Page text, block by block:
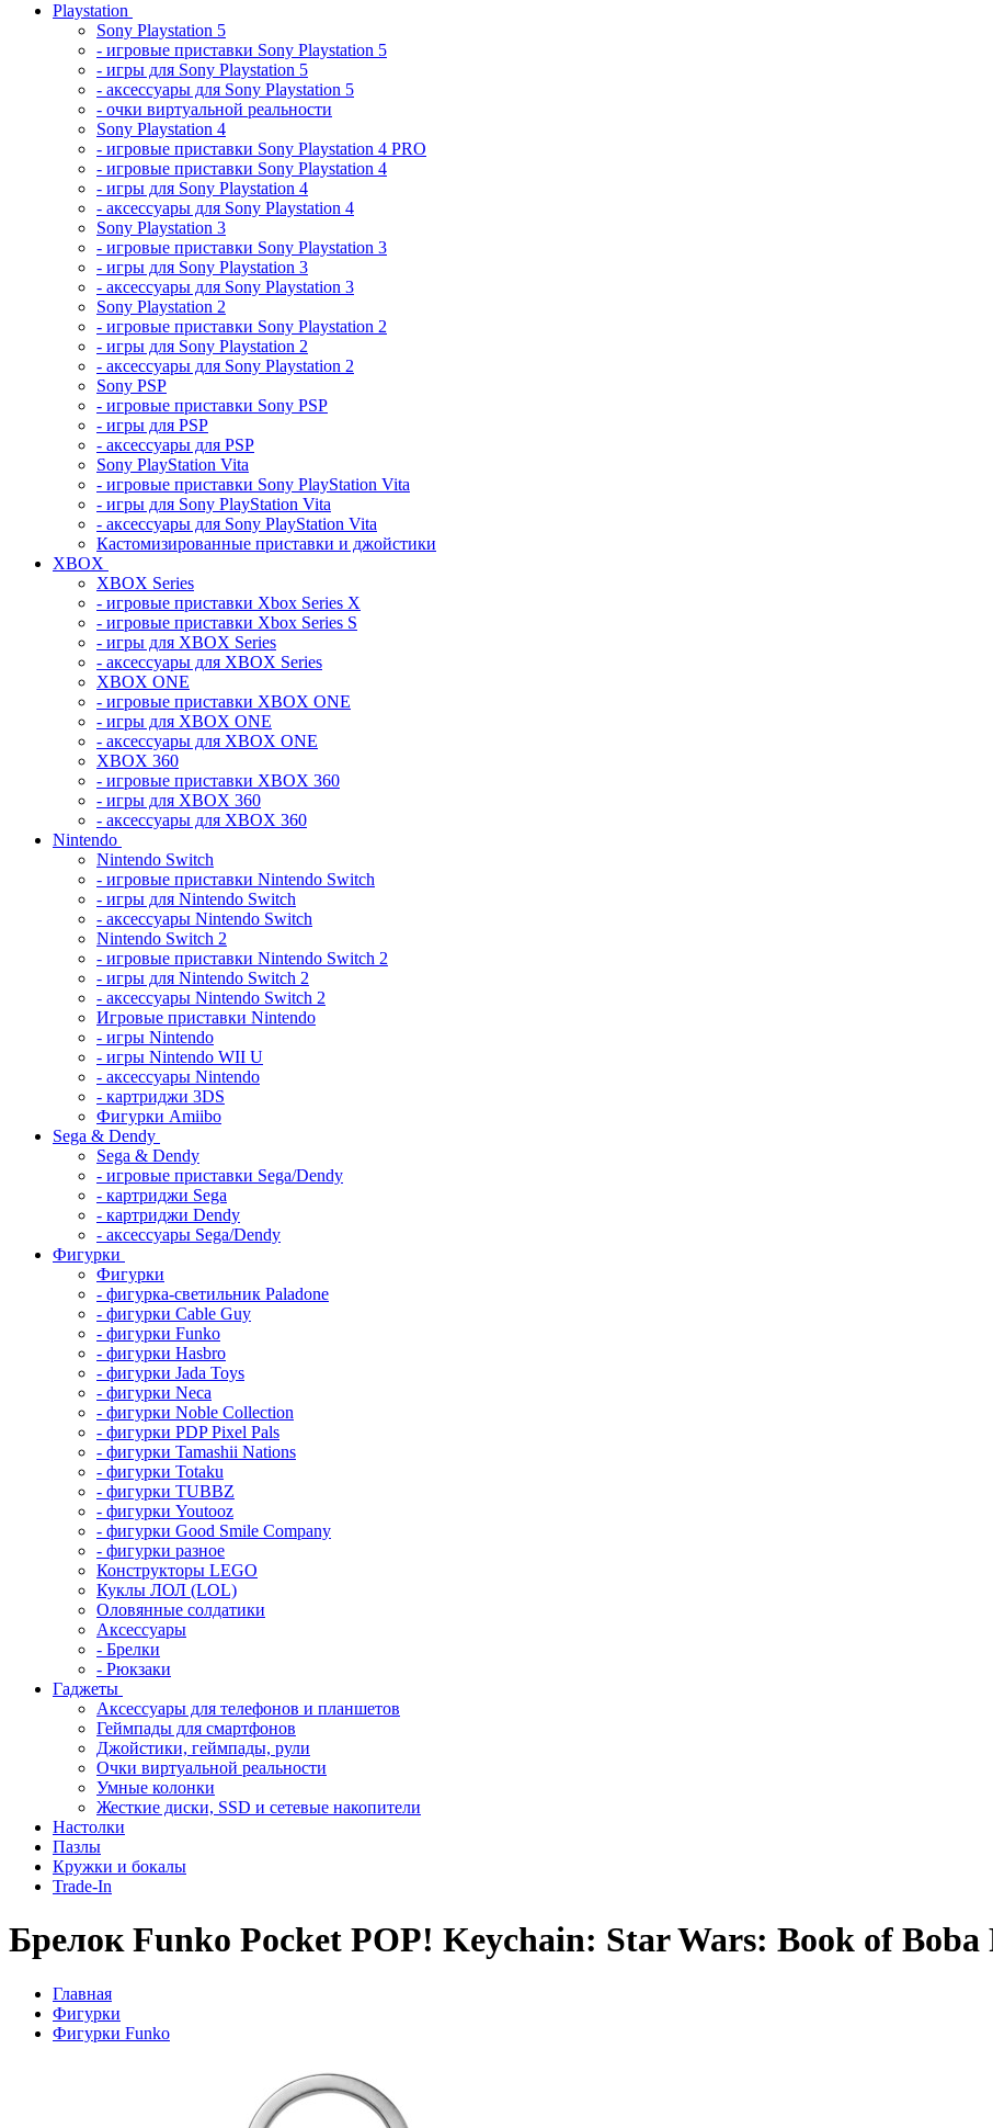
Playstation
Sony Playstation 5
- игровые приставки Sony Playstation 5
- игры для Sony Playstation 5
- аксессуары для Sony Playstation 5
- очки виртуальной реальности
Sony Playstation 4
- игровые приставки Sony Playstation 4 PRO
- игровые приставки Sony Playstation 4
- игры для Sony Playstation 4
- аксессуары для Sony Playstation 4
Sony Playstation 3
- игровые приставки Sony Playstation 3
- игры для Sony Playstation 3
- аксессуары для Sony Playstation 3
Sony Playstation 2
- игровые приставки Sony Playstation 2
- игры для Sony Playstation 2
- аксессуары для Sony Playstation 2
Sony PSP
- игровые приставки Sony PSP
- игры для PSP
- аксессуары для PSP
Sony PlayStation Vita
- игровые приставки Sony PlayStation Vita
- игры для Sony PlayStation Vita
- аксессуары для Sony PlayStation Vita
Кастомизированные приставки и джойстики
XBOX
XBOX Series
- игровые приставки Xbox Series X
- игровые приставки Xbox Series S
- игры для XBOX Series
- аксессуары для XBOX Series
XBOX ONE
- игровые приставки XBOX ONE
- игры для XBOX ONE
- аксессуары для XBOX ONE
XBOX 360
- игровые приставки XBOX 360
- игры для XBOX 360
- аксессуары для XBOX 360
Nintendo
Nintendo Switch
- игровые приставки Nintendo Switch
- игры для Nintendo Switch
- аксессуары Nintendo Switch
Nintendo Switch 2
- игровые приставки Nintendo Switch 2
- игры для Nintendo Switch 2
- аксессуары Nintendo Switch 2
Игровые приставки Nintendo
- игры Nintendo
- игры Nintendo WII U
- аксессуары Nintendo
- картриджи 3DS
Фигурки Amiibo
Sega & Dendy
Sega & Dendy
- игровые приставки Sega/Dendy
- картриджи Sega
- картриджи Dendy
- аксессуары Sega/Dendy
Фигурки
Фигурки
- фигурка-светильник Paladone
- фигурки Cable Guy
- фигурки Funko
- фигурки Hasbro
- фигурки Jada Toys
- фигурки Neca
- фигурки Noble Collection
- фигурки PDP Pixel Pals
- фигурки Tamashii Nations
- фигурки Totaku
- фигурки TUBBZ
- фигурки Youtooz
- фигурки Good Smile Company
- фигурки разное
Конструкторы LEGO
Куклы ЛОЛ (LOL)
Оловянные солдатики
Аксессуары
- Брелки
- Рюкзаки
Гаджеты
Аксессуары для телефонов и планшетов
Геймпады для смартфонов
Джойстики, геймпады, рули
Очки виртуальной реальности
Умные колонки
Жесткие диски, SSD и сетевые накопители
Настолки
Пазлы
Кружки и бокалы
Trade-In
Брелок Funko Pocket POP! Keychain: Star Wars: Book of Boba
Главная
Фигурки
Фигурки Funko